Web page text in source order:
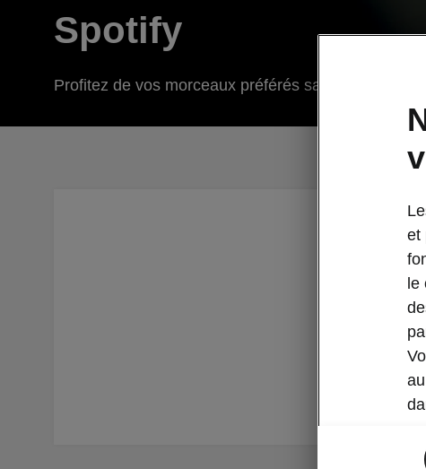
Spotify
Profitez de vos morceaux préférés sans épuiser vos
Tirez parti
offre une
vous fait
dépendant
vos
ou une
et